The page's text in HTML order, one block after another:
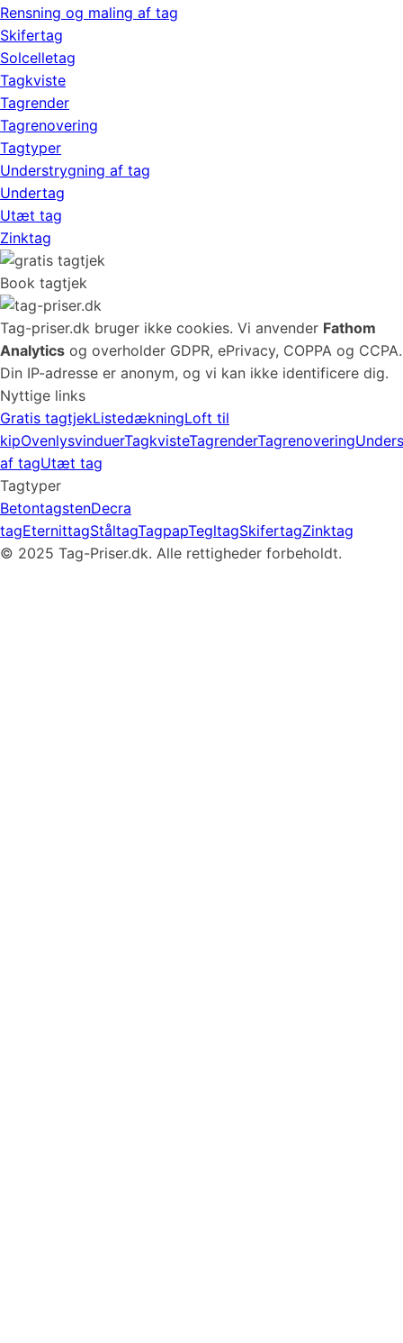
Rensning og maling af tag
Skifertag
Solcelletag
Tagkviste
Tagrender
Tagrenovering
Tagtyper
Understrygning af tag
Undertag
Utæt tag
Zinktag
Book tagtjek
Tag-priser.dk bruger ikke cookies. Vi anvender Fathom
Analytics og overholder GDPR, ePrivacy, COPPA og CCPA.
Din IP-adresse er anonym, og vi kan ikke identificere dig.
Nyttige links
Gratis tagtjekListedækningLoft til
kipOvenlysvinduerTagkvisteTagrenderTagrenovering
af tagUtæt tag
Tagtyper
BetontagstenDecra
tagEternittagStåltagTagpapTegltagSkifertagZinktag
© 2025 Tag-Priser.dk. Alle rettigheder forbeholdt.